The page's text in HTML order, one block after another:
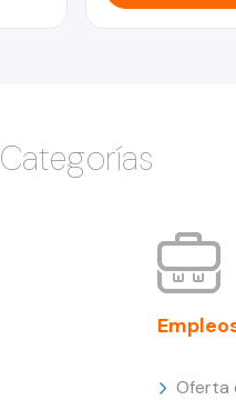
Categorías
Oferta